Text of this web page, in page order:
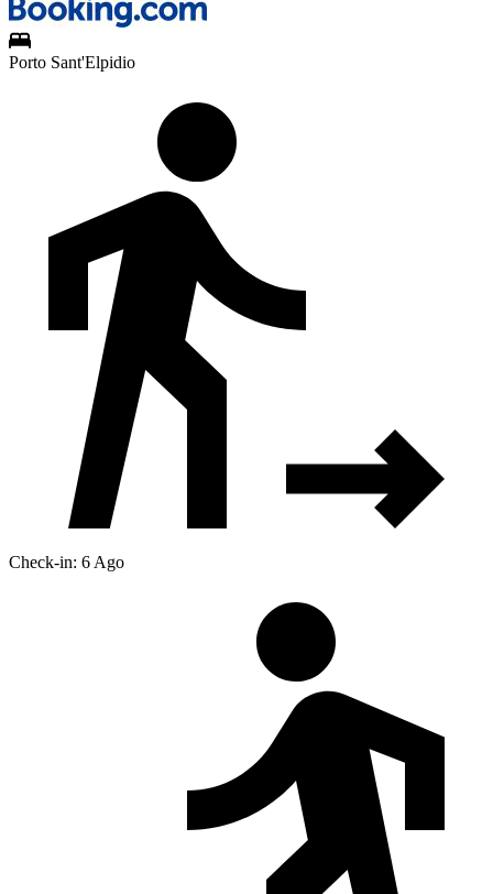
Porto Sant'Elpidio
Check-in: 6 Ago